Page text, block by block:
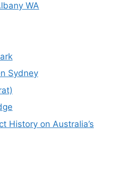
WA
Sydney
History on Australia’s